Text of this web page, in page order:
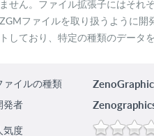
せん。ファイル拡張子にはそれ
ファイルを取り扱うように開
しており、特定の種類のデータ
ァイルの種類
発者
気度